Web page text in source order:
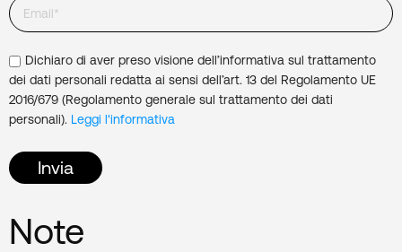
Dichiaro di aver preso visione dell’informativa sul trattamento
dei dati personali redatta ai sensi dell’art. 13 del Regolamento UE
2016/679 (Regolamento generale sul trattamento dei dati
personali). Leggi l'informativa
Note